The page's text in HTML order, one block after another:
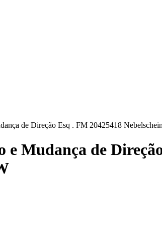
de Direção Esq . FM 20425418
Mudança de